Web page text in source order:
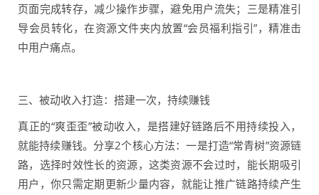
页面完成转存，减少操作步骤，避免用户流失；三是精准引
导会员转化，在资源文件夹内放置“会员福利指引”，精准击
中用户痛点。
三、被动收入打造：搭建一次，持续赚钱
真正的“爽歪歪”被动收入，是搭建好链路后不用持续投入，
就能持续赚钱。分享2个核心方法：一是打造“常青树”资源链
路，选择时效性长的资源，这类资源不会过时，能长期吸引
用户，你只需定期更新少量内容，就能让推广链路持续产生